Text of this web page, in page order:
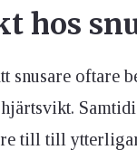
hos
snusare oftare
till till